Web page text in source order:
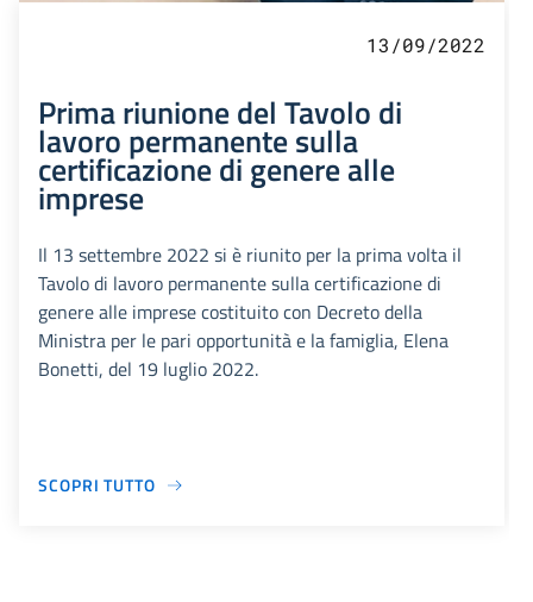
13/09/2022
Prima riunione del Tavolo di
lavoro permanente sulla
certificazione di genere alle
imprese
Il 13 settembre 2022 si è riunito per la prima volta il
Tavolo di lavoro permanente sulla certificazione di
genere alle imprese costituito con Decreto della
Ministra per le pari opportunità e la famiglia, Elena
Bonetti, del 19 luglio 2022.
SCOPRI TUTTO